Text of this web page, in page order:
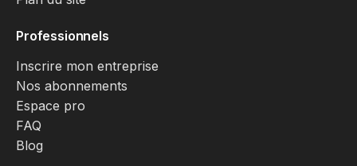
Professionnels
Inscrire mon entreprise
Nos abonnements
Espace pro
FAQ
Blog